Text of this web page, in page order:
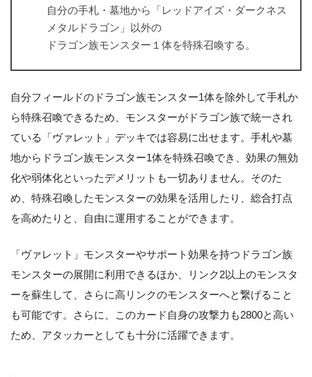
自分の手札・墓地から「レッドアイズ・ダークネス
メタルドラゴン」以外の
ドラゴン族モンスター１体を特殊召喚する。
自分フィールドのドラゴン族モンスター1体を除外して手札か
ら特殊召喚できるため、モンスターがドラゴン族で統一され
ている「ヴァレット」デッキでは容易に出せます。手札や墓
地からドラゴン族モンスター1体を特殊召喚でき、効果の無効
化や弱体化といったデメリットも一切ありません。そのた
め、特殊召喚したモンスターの効果を活用したり、総合打点
を高めたりと、自由に運用することができます。
「ヴァレット」モンスターやサポート効果を持つドラゴン族
モンスターの展開に利用できるほか、リンク2以上のモンスタ
ーを蘇生して、さらに高リンクのモンスターへと繋げること
も可能です。さらに、このカード自身の攻撃力も2800と高い
ため、アタッカーとしても十分に活躍できます。